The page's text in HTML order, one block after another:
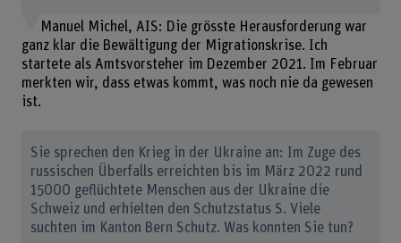
Manuel Michel, AIS: Die grösste Herausforderung war
ganz klar die Bewältigung der Migrationskrise. Ich
startete als Amtsvorsteher im Dezember 2021. Im Februar
merkten wir, dass etwas kommt, was noch nie da gewesen
ist.
Sie sprechen den Krieg in der Ukraine an: Im Zuge des
russischen Überfalls erreichten bis im März 2022 rund
15000 geflüchtete Menschen aus der Ukraine die
Schweiz und erhielten den Schutzstatus S. Viele
suchten im Kanton Bern Schutz. Was konnten Sie tun?